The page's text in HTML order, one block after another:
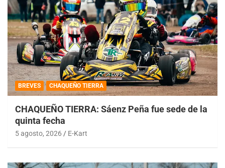
BREVES CHAQUEÑO TIERRA
CHAQUEÑO TIERRA: Sáenz Peña fue sede de la
quinta fecha
5 agosto, 2026 E-Kart